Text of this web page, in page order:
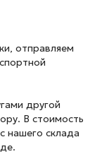
отправляем
другой
В стоимость
нашего склада